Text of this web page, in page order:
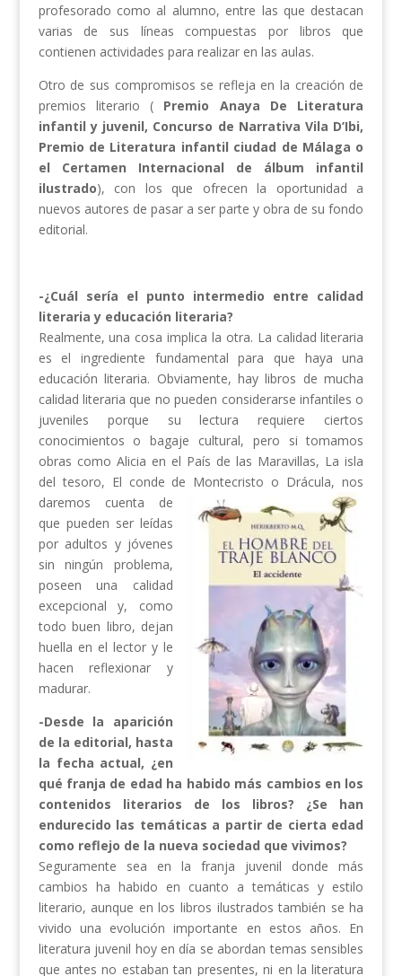
profesorado como al alumno, entre las que destacan
varias de sus líneas compuestas por libros que
contienen actividades para realizar en las aulas.
Otro de sus compromisos se refleja en la creación de
premios literario ( Premio Anaya De Literatura
infantil y juvenil, Concurso de Narrativa Vila D’Ibi,
Premio de Literatura infantil ciudad de Málaga o
el Certamen Internacional de álbum infantil
ilustrado), con los que ofrecen la oportunidad a
nuevos autores de pasar a ser parte y obra de su fondo
editorial.
-¿Cuál sería el punto intermedio entre calidad
literaria y educación literaria?
Realmente, una cosa implica la otra. La calidad literaria
es el ingrediente fundamental para que haya una
educación literaria. Obviamente, hay libros de mucha
calidad literaria que no pueden considerarse infantiles o
juveniles porque su lectura requiere ciertos
conocimientos o bagaje cultural, pero si tomamos
obras como Alicia en el País de las Maravillas, La isla
del tesoro, El conde de Montecristo o Drácula, nos
daremos cuenta de
que pueden ser leídas
por adultos y jóvenes
sin ningún problema,
poseen una calidad
excepcional y, como
todo buen libro, dejan
huella en el lector y le
hacen reflexionar y
madurar.
-Desde la aparición
de la editorial, hasta
la fecha actual, ¿en
qué franja de edad ha habido más cambios en los
contenidos literarios de los libros? ¿Se han
endurecido las temáticas a partir de cierta edad
como reflejo de la nueva sociedad que vivimos?
Seguramente sea en la franja juvenil donde más
cambios ha habido en cuanto a temáticas y estilo
literario, aunque en los libros ilustrados también se ha
vivido una evolución importante en estos años. En
literatura juvenil hoy en día se abordan temas sensibles
que antes no estaban tan presentes, ni en la literatura